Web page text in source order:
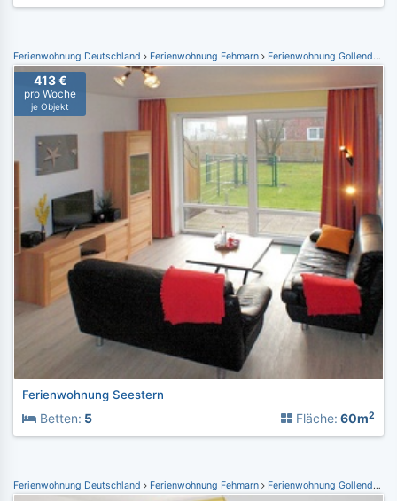
Ferienwohnung Deutschland Ferienwohnung Fehmarn Ferienwohnung Gollendorf
413 €
pro Woche
je Objekt
Ferienwohnung Seestern
Betten: 5 Fläche: 60m2
Ferienwohnung Deutschland Ferienwohnung Fehmarn Ferienwohnung Gollendorf